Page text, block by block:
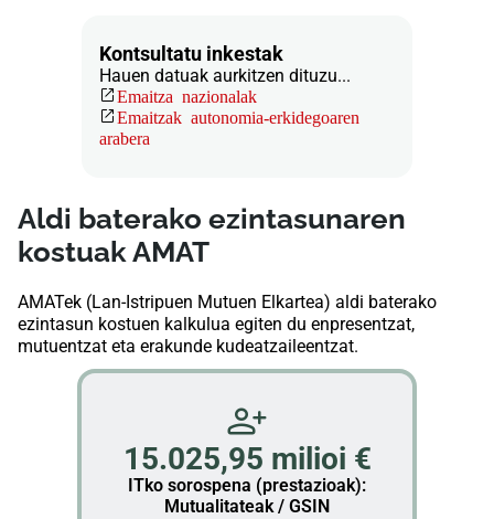
Kontsultatu inkestak
Hauen datuak aurkitzen dituzu...
Emaitza nazionalak
Emaitzak autonomia-erkidegoaren
arabera
Aldi baterako ezintasunaren
kostuak AMAT
AMATek (Lan-Istripuen Mutuen Elkartea) aldi baterako
ezintasun kostuen kalkulua egiten du enpresentzat,
mutuentzat eta erakunde kudeatzaileentzat.
15.025,95 milioi €
ITko sorospena (prestazioak):
Mutualitateak / GSIN